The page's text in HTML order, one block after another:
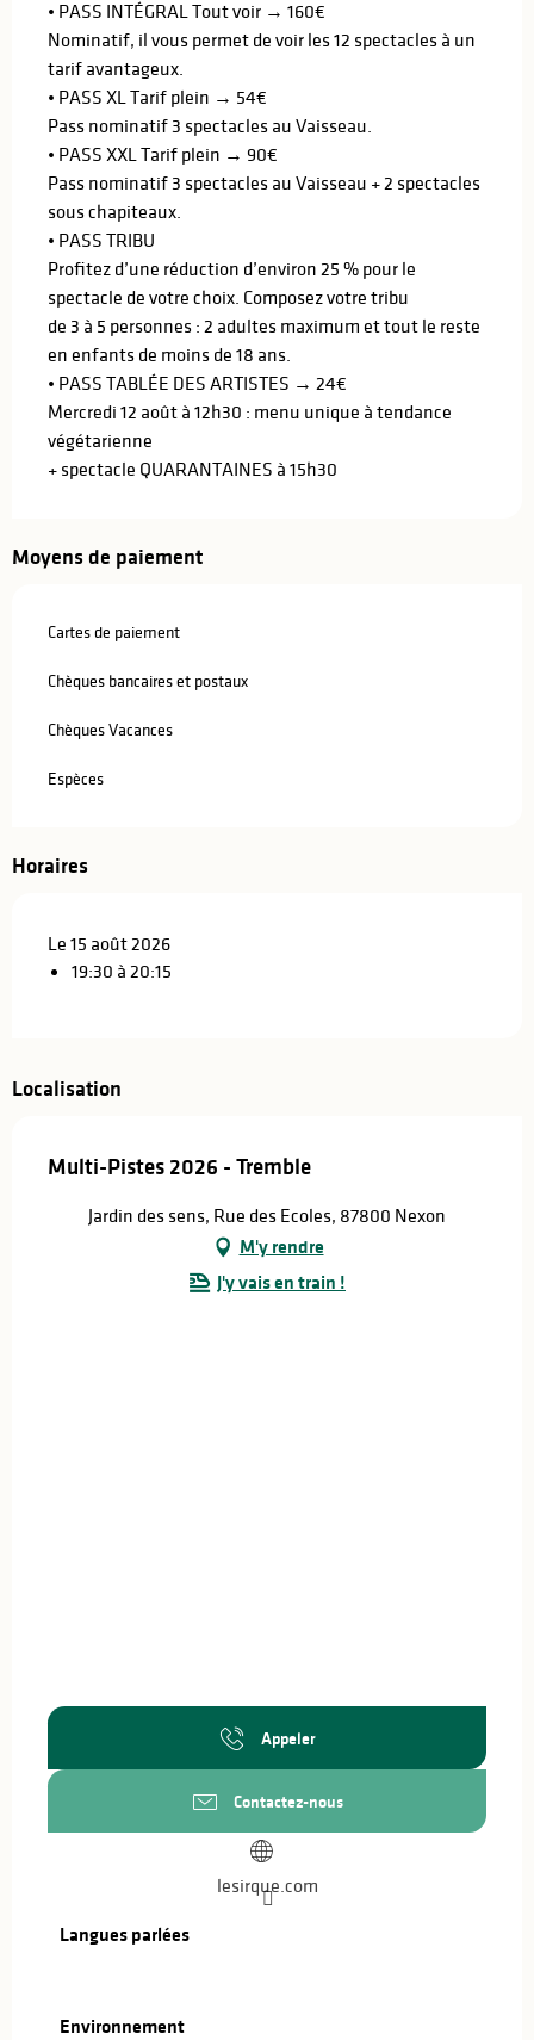
• PASS INTÉGRAL Tout voir → 160€
Nominatif, il vous permet de voir les 12 spectacles à un
tarif avantageux.
• PASS XL Tarif plein → 54€
Pass nominatif 3 spectacles au Vaisseau.
• PASS XXL Tarif plein → 90€
Pass nominatif 3 spectacles au Vaisseau + 2 spectacles
sous chapiteaux.
• PASS TRIBU
Profitez d’une réduction d’environ 25 % pour le
spectacle de votre choix. Composez votre tribu
de 3 à 5 personnes : 2 adultes maximum et tout le reste
en enfants de moins de 18 ans.
• PASS TABLÉE DES ARTISTES → 24€
Mercredi 12 août à 12h30 : menu unique à tendance
végétarienne
+ spectacle QUARANTAINES à 15h30
Moyens de paiement
Cartes de paiement
Chèques bancaires et postaux
Chèques Vacances
Espèces
Horaires
Le 15 août 2026
19:30 à 20:15
Localisation
Multi-Pistes 2026 - Tremble
Jardin des sens, Rue des Ecoles, 87800 Nexon
M'y rendre
J'y vais en train !
Appeler
Contactez-nous
lesirque.com
Langues parlées
Langues parlées
Environnement
Environnement